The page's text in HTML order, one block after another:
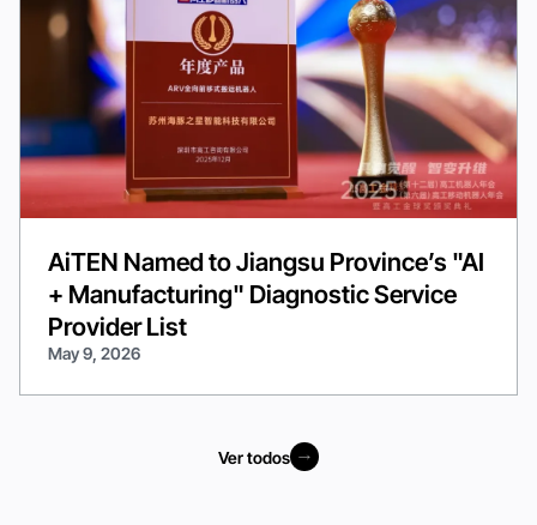
AiTEN Named to Jiangsu Province’s "AI
+ Manufacturing" Diagnostic Service
Provider List
May 9, 2026
Ver todos